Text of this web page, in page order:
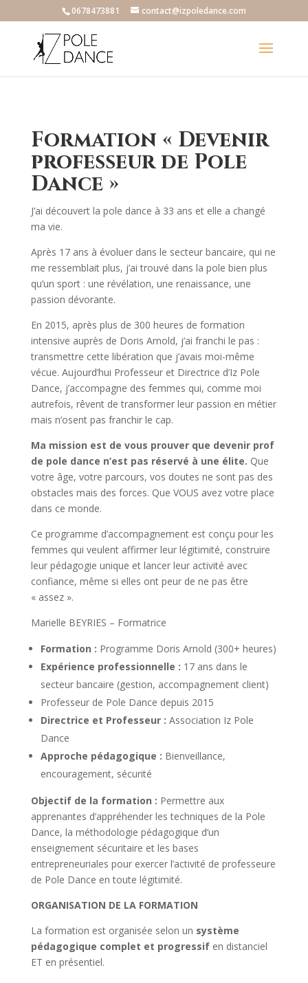
0678473881 contact@izpoledance.com
Formation « Devenir
professeur de Pole
Dance »
J’ai découvert la pole dance à 33 ans et elle a changé
ma vie.
Après 17 ans à évoluer dans le secteur bancaire, qui ne
me ressemblait plus, j’ai trouvé dans la pole bien plus
qu’un sport : une révélation, une renaissance, une
passion dévorante.
En 2015, après plus de 300 heures de formation
intensive auprès de Doris Arnold, j’ai franchi le pas :
transmettre cette libération que j’avais moi-même
vécue. Aujourd’hui Professeur et Directrice d’Iz Pole
Dance, j’accompagne des femmes qui, comme moi
autrefois, rêvent de transformer leur passion en métier
mais n’osent pas franchir le cap.
Ma mission est de vous prouver que devenir prof
de pole dance n’est pas réservé à une élite. Que
votre âge, votre parcours, vos doutes ne sont pas des
obstacles mais des forces. Que VOUS avez votre place
dans ce monde.
Ce programme d’accompagnement est conçu pour les
femmes qui veulent affirmer leur légitimité, construire
leur pédagogie unique et lancer leur activité avec
confiance, même si elles ont peur de ne pas être
« assez ».
Marielle BEYRIES – Formatrice
Formation : Programme Doris Arnold (300+ heures)
Expérience professionnelle : 17 ans dans le
secteur bancaire (gestion, accompagnement client)
Professeur de Pole Dance depuis 2015
Directrice et Professeur : Association Iz Pole
Dance
Approche pédagogique : Bienveillance,
encouragement, sécurité
Objectif de la formation : Permettre aux
apprenantes d’appréhender les techniques de la Pole
Dance, la méthodologie pédagogique d’un
enseignement sécuritaire et les bases
entrepreneuriales pour exercer l’activité de professeure
de Pole Dance en toute légitimité.
ORGANISATION DE LA FORMATION
La formation est organisée selon un système
pédagogique complet et progressifen distanciel
ET en présentiel.